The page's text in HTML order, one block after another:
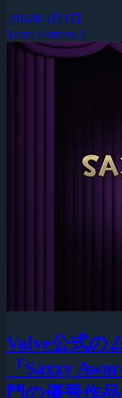
2016年3月1日
Team Fortress 2
Valve公式の
『Saxxy
門の優秀作